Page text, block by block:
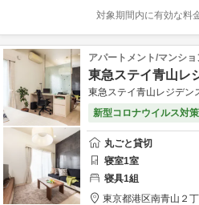
対象期間内に有効な料
アパートメント/マンショ
東急ステイ青山レ
東急ステイ青山レジデン
新型コロナウイルス対
丸ごと貸切
寝室1室
寝具1組
東京都港区南青山２